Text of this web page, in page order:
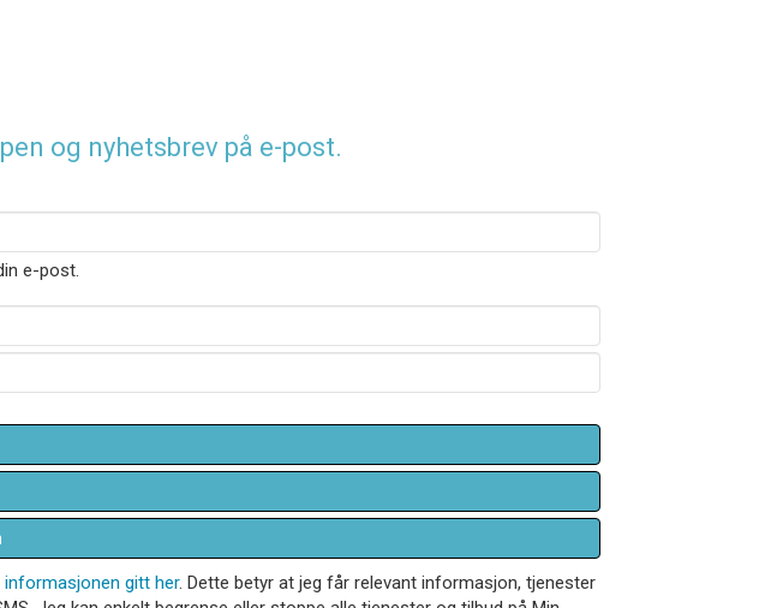
og nyhetsbrev på e-post.
e-post.
informasjonen gitt her. Dette betyr at jeg får relevant informasjon, tjenester